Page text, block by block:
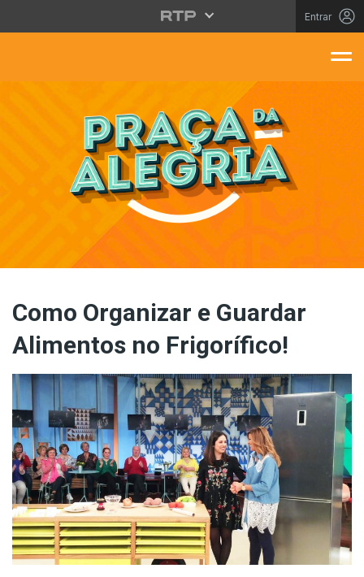
Saltar para o conteúdo principal
Entrar
Como Organizar e Guardar
Alimentos no Frigorífico!